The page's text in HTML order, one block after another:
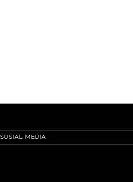
SOSIAL MEDIA